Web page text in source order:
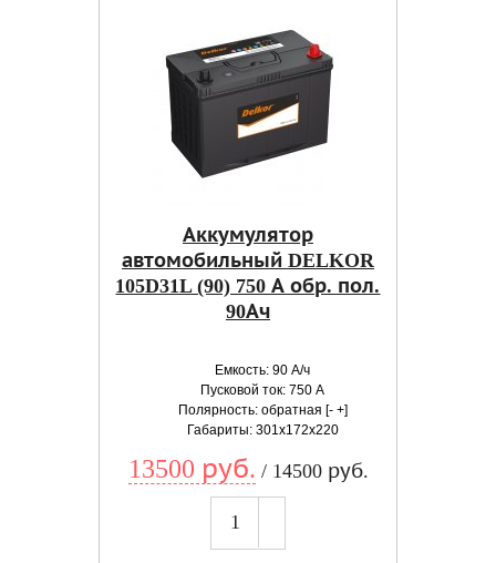
Аккумулятор
автомобильный DELKOR
105D31L (90) 750 А обр. пол.
90Ач
Емкость: 90 А/ч
Пусковой ток: 750 А
Полярность: обратная [- +]
Габариты: 301x172x220
13500 руб. / 14500 руб.